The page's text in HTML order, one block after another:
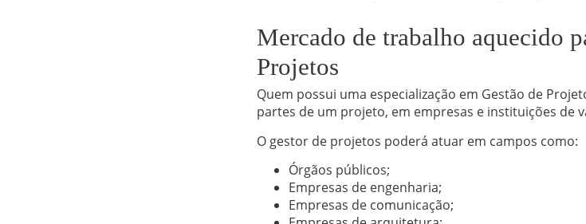
Mercado de trabalho aquecido
Projetos
Quem possui uma especialização em Gestão de
partes de um projeto, em empresas e instituições de
O gestor de projetos poderá atuar em campos como:
Órgãos públicos;
Empresas de engenharia;
Empresas de comunicação;